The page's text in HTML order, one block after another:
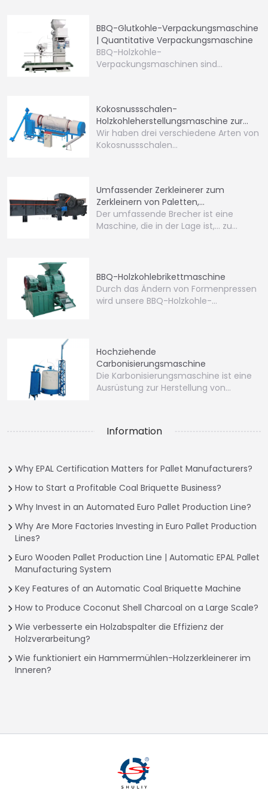
BBQ-Glutkohle-Verpackungsmaschine
| Quantitative Verpackungsmaschine
BBQ-Holzkohle-
Verpackungsmaschinen sind
Kokosnussschalen-
Holzkohleherstellungsmaschine zur
Umwandlung von Kokosnussschalen in
Holzkohle
Wir haben drei verschiedene Arten von
Kokosnussschalen…
Umfassender Zerkleinerer zum
Zerkleinern von Paletten,
Holzmaterialien
Der umfassende Brecher ist eine
Maschine, die in der Lage ist,… zu
BBQ-Holzkohlebrikettmaschine
Durch das Ändern von Formenpressen
wird unsere BBQ-Holzkohle-
Hochziehende
Carbonisierungsmaschine
Die Karbonisierungsmaschine ist eine
Ausrüstung zur Herstellung von
Information
Why EPAL Certification Matters for Pallet Manufacturers?
How to Start a Profitable Coal Briquette Business?
Why Invest in an Automated Euro Pallet Production Line?
Why Are More Factories Investing in Euro Pallet Production
Lines?
Euro Wooden Pallet Production Line | Automatic EPAL Pallet
Manufacturing System
Key Features of an Automatic Coal Briquette Machine
How to Produce Coconut Shell Charcoal on a Large Scale?
Wie verbesserte ein Holzabspalter die Effizienz der
Holzverarbeitung?
Wie funktioniert ein Hammermühlen-Holzzerkleinerer im
Inneren?